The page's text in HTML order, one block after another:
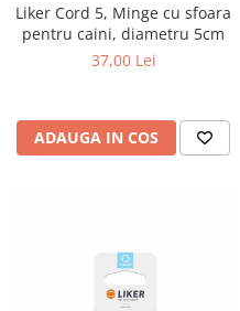
Liker Cord 5, Minge cu sfoara
pentru caini, diametru 5cm
37,00 Lei
ADAUGA IN COS